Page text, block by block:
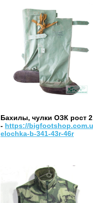
Бахилы, чулки ОЗК рост
- https://
elochka-b-341-43r-46r